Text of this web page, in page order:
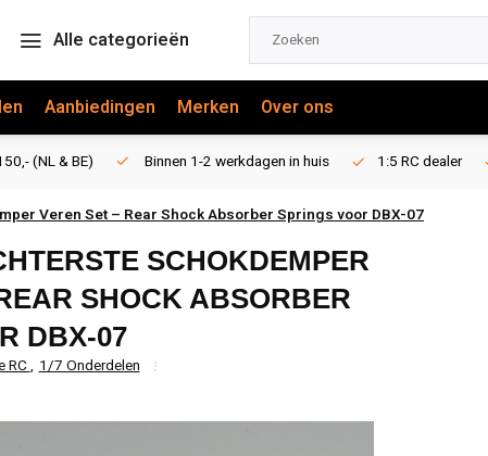
Alle categorieën
Aanbiedingen Merken Over ons
(NL & BE) Binnen 1-2 werkdagen in huis 1:5 RC dealer
Veren Set – Rear Shock Absorber Springs voor DBX-07
SCHOKDEMPER
SHOCK ABSORBER
DBX-07
RC, 1/7 Onderdelen